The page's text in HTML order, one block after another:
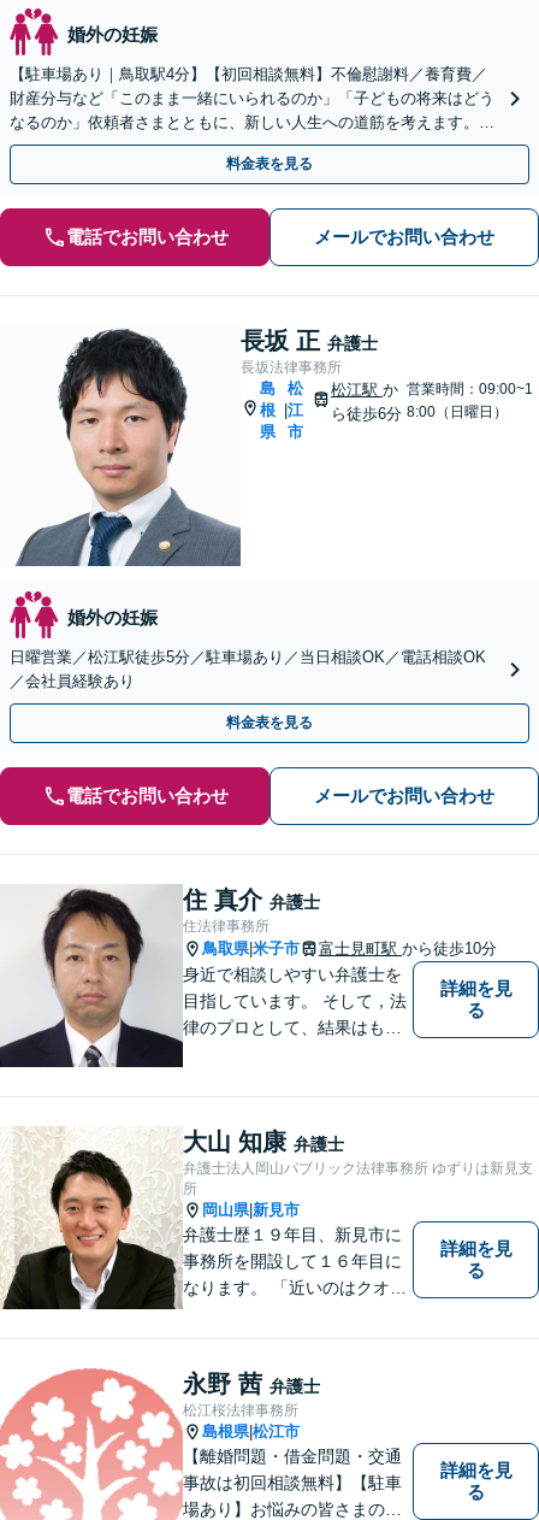
婚外の妊娠
【駐車場あり｜鳥取駅4分】【初回相談無料】不倫慰謝料／養育費／
財産分与など「このまま一緒にいられるのか」「子どもの将来はどう
なるのか」依頼者さまとともに、新しい人生への道筋を考えます。離
婚後の生活基盤の安定まで視野に入れたアドバイス。
料金表を見る
電話でお問い合わせ メールでお問い合わせ
長坂 正 弁護士
長坂法律事務所
島
根
県
松
江
市
松江駅 か
ら徒歩6分
営業時間：09:00~1
8:00（日曜日）
婚外の妊娠
日曜営業／松江駅徒歩5分／駐車場あり／当日相談OK／電話相談OK
／会社員経験あり
料金表を見る
電話でお問い合わせ メールでお問い合わせ
住 真介 弁護士
住法律事務所
鳥取県|米子市 富士見町駅 から徒歩10分
身近で相談しやすい弁護士を
目指しています。 そして，法
律のプロとして、結果はもち
依頼者様の心を理解し，寄り
添いながら問題い解決のサポ
ートを心がけています。
詳細を見
る
大山 知康 弁護士
弁護士法人岡山パブリック法律事務所 ゆずりは新見支
所
岡山県|新見市
弁護士歴１９年目、新見市に
事務所を開設して１６年目に
なります。 「近いのはクオリ
皆さまに距離的にも精神的に
も「近い」法律事務所となれ
るよう職員一同頑張っていま
す。 お気軽にお問い合わせく
ださい。
詳細を見
る
永野 茜 弁護士
松江桜法律事務所
島根県|松江市
【離婚問題・借金問題・交通
事故は初回相談無料】【駐車
場あり】お悩みの皆さまの気
詳細を見
る